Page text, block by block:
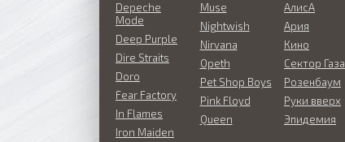
Depeche
Mode
Deep Purple
Dire Straits
Doro
Fear Factory
In Flames
Iron Maiden
Muse
Nightwish
Nirvana
Opeth
Pet Shop Boys
Pink Floyd
Queen
АлисА
Ария
Кино
Сектор Газа
Розенбаум
Руки вверх
Эпидемия